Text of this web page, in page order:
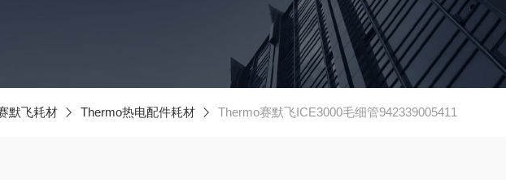
默飞耗材 Thermo热电配件耗材 Thermo赛默飞ICE3000毛细管942339005411